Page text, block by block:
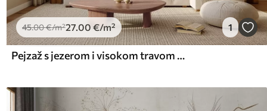
45.00€/m²27.00 €/m² 1
Pejzaž s jezerom i visokom travom u prvom planu, planine u pozadini, meke boje, teksturirano